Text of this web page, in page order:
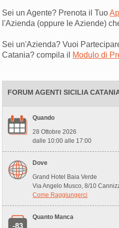
Sei un Agente? Prenota il Tuo
l'Azienda (oppure le Aziende)
Sei un'Azienda? Vuoi
Catania? compila il Modulo di
FORUM AGENTI SICILIA
Quando
28 Ottobre 2026
dalle 10:00 alle 17:00
Dove
Grand Hotel Baia Verde
Via Angelo Musco, 8/10
Come Raggiungerci
-83
Quanto Manca